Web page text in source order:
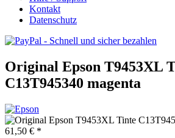
Kontakt
Datenschutz
Original Epson T9453XL
C13T945340 magenta
61,50 € *